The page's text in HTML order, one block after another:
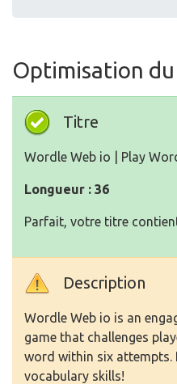
Optimisation
Titre
Wordle Web io | Play
Longueur : 36
Parfait, votre titre
Description
Wordle Web io is an
game that challenges
word within six attempts.
vocabulary skills!